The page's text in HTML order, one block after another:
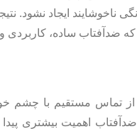
ناخوشایند ایجاد نشود.
ضدآفتاب ساده، کاربردی
مستقیم با چشم
اهمیت بیشتری